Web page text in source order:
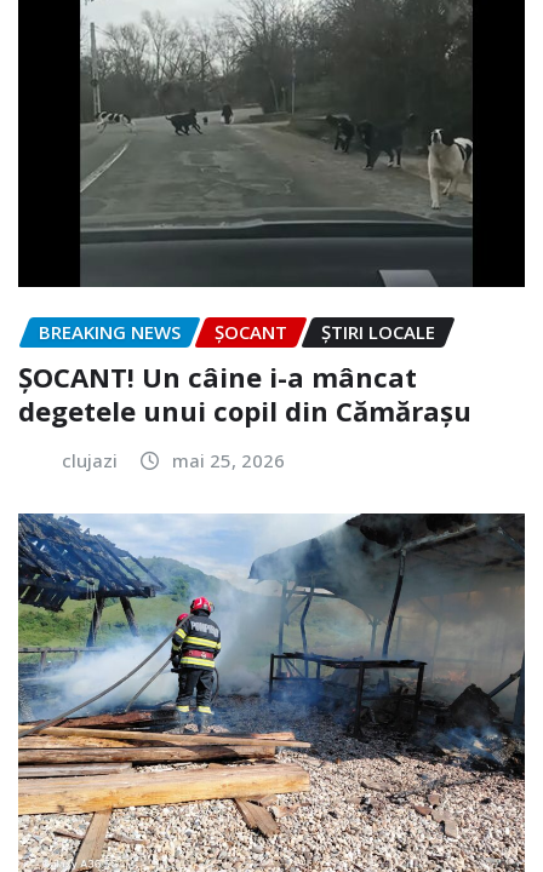
BREAKING NEWS ȘOCANT ȘTIRI LOCALE
ȘOCANT! Un câine i-a mâncat
degetele unui copil din Cămărașu
clujazi mai 25, 2026